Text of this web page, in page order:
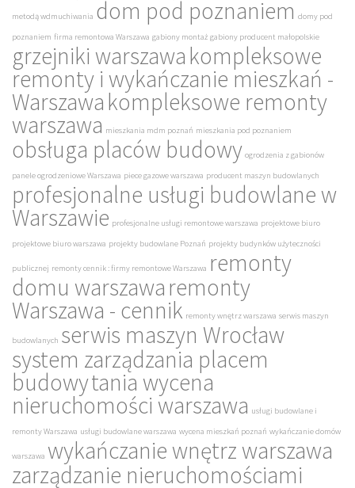
metodą wdmuchiwania dom pod poznaniem domy pod
poznaniem firma remontowa Warszawa gabiony montaż gabiony producent małopolskie
grzejniki warszawakompleksowe
remonty i wykańczanie mieszkań -
Warszawakompleksowe remonty
warszawa mieszkania mdm poznań mieszkania pod poznaniem
obsługa placów budowy ogrodzenia z gabionów
panele ogrodzeniowe Warszawa piece gazowe warszawa producent maszyn budowlanych
profesjonalne usługi budowlane w
Warszawie profesjonalne usługi remontowe warszawa projektowe biuro
projektowe biuro warszawa projekty budowlane Poznań projekty budynków użyteczności
publicznej remonty cennik : firmy remontowe Warszawa remonty
domu warszawaremonty
Warszawa - cennik remonty wnętrz warszawa serwis maszyn
budowlanych serwis maszyn Wrocław
system zarządzania placem
budowytania wycena
nieruchomości warszawa usługi budowlane i
remonty Warszawa usługi budowlane warszawa wycena mieszkań poznań wykańczanie domów
warszawa wykańczanie wnętrz warszawa
zarządzanie nieruchomościami